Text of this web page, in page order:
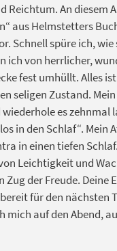
Reichtum. An diesem
aus Helmstetters
Schnell spüre ich,
ich von herrlicher,
fest umhüllt. Alles
seligen Zustand.
es zehnmal
in den Schlaf“.
in einen tiefen
Leichtigkeit und
Zug der Freude.
für den nächsten
mich auf den Abend,